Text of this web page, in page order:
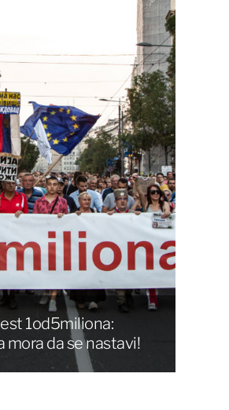
1od5miliona:
da se nastavi!